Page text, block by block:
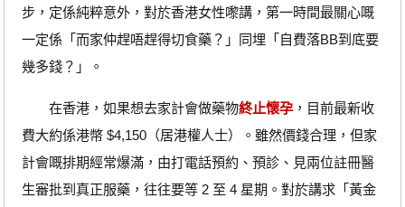
步，定係純粹意外，對於香港女性嚟講，第一時間最關心嘅
一定係「而家仲趕唔趕得切食藥？」同埋「自費落BB到底要
幾多錢？」。
在香港，如果想去家計會做藥物終止懷孕，目前最新收
費大約係港幣 $4,150（居港權人士）。雖然價錢合理，但家
計會嘅排期經常爆滿，由打電話預約、預診、見兩位註冊醫
生審批到真正服藥，往往要等 2 至 4 星期。對於講求「黃金